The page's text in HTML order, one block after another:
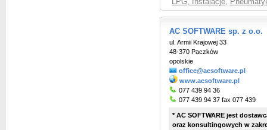
LPG, Instalacje,
AC SOFTWARE sp. z o.o.
ul. Armii Krajowej 33
48-370 Paczków
opolskie
office@acsoftware.pl
www.acsoftware.pl
077 439 94 36
077 439 94 37 fax 077 439
* AC SOFTWARE jest
oraz konsultingowych w